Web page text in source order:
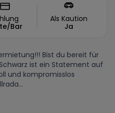
Bar
Als Kaution
Ja
Bist du bereit für
ist ein Statement auf
und kompromisslos